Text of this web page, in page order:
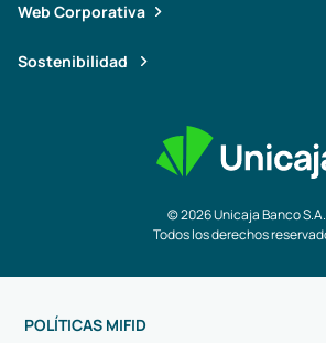
© 2026 Unicaja Banco S.A.
Todos los derechos
Web Corporativa
Sostenibilidad
POLÍTICAS MIFID